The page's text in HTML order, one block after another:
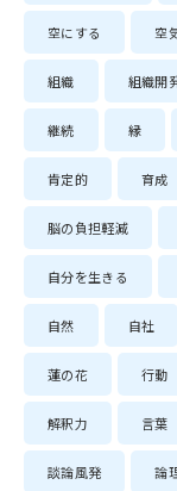
空にする 空
組織 組織開
継続 縁
肯定的 育成
脳の負担軽減
自分を生きる
自然 自社
蓮の花 行動
解釈力 言葉
談論風発 論